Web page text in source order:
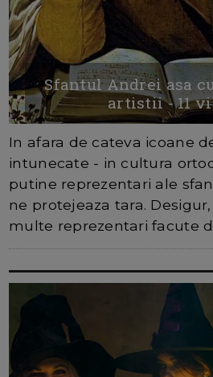
Sfantul Andrei asa
artistii - 11
In afara de cateva icoane
intunecate - in cultura
putine reprezentari ale
ne protejeaza tara.
multe reprezentari facute